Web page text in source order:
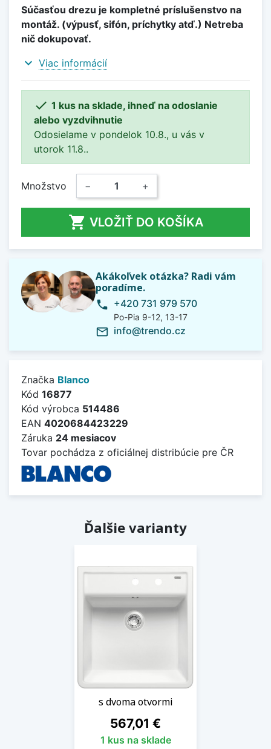
Súčasťou drezu je kompletné príslušenstvo na
montáž. (výpusť, sifón, príchytky atď.) Netreba
nič dokupovať.
expand_more Viac informácií
 1 kus na sklade, ihneď na odoslanie
alebo vyzdvihnutie
Odosielame v pondelok 10.8., u vás v
utorok 11.8..
Množstvo − +
 VLOŽIŤ DO KOŠÍKA
Akákoľvek otázka? Radi vám
poradíme.
phone +420 731 979 570
Po-Pia 9-12, 13-17
mail_outline info@trendo.cz
Značka Blanco
Kód 16877
Kód výrobca 514486
EAN 4020684423229
Záruka 24 mesiacov
Tovar pochádza z oficiálnej distribúcie pre ČR
Ďalšie varianty
s dvoma otvormi
Cena
567,01 €
1 kus na sklade